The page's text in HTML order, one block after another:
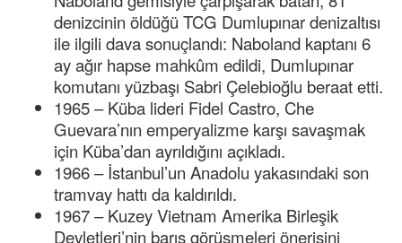
denizcinin öldüğü TCG Dumlupınar denizaltısı
ile ilgili dava sonuçlandı: Naboland kaptanı 6
ay ağır hapse mahkûm edildi, Dumlupınar
komutanı yüzbaşı Sabri Çelebioğlu beraat etti.
1965 – Küba lideri Fidel Castro, Che
Guevara’nın emperyalizme karşı savaşmak
için Küba’dan ayrıldığını açıkladı.
1966 – İstanbul’un Anadolu yakasındaki son
tramvay hattı da kaldırıldı.
1967 – Kuzey Vietnam Amerika Birleşik
Devletleri’nin barış görüşmeleri önerisini